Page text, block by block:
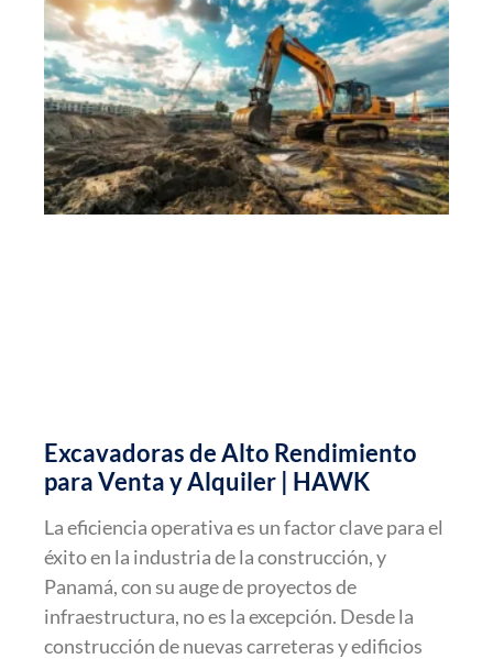
Excavadoras de Alto Rendimiento
para Venta y Alquiler | HAWK
La eficiencia operativa es un factor clave para el
éxito en la industria de la construcción, y
Panamá, con su auge de proyectos de
infraestructura, no es la excepción. Desde la
construcción de nuevas carreteras y edificios